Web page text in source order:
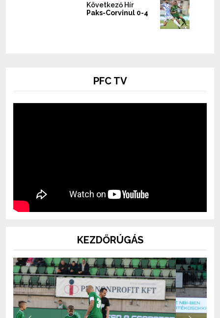
Következő Hír
Paks-Corvinul 0-4
PFC TV
KEZDŐRÚGÁS
Previous Next